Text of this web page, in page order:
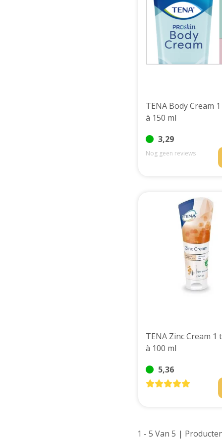
TENA Body Cream
à 150 ml
3,29
Nog geen reviews
TENA Zinc Cream 1
à 100 ml
5,36
1 - 5 Van 5 |